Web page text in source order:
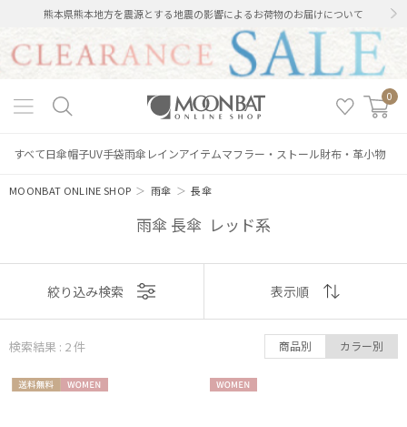
熊本県熊本地方を震源とする地震の影響によるお荷物のお届けについて
0
すべて日傘帽子UV手袋雨傘 レインアイテムマフラー・ストール財布・革小物
MOONBAT ONLINE SHOP ＞雨傘 ＞長傘
雨傘 長傘 レッド系
絞り込み
表示
おすすめ
絞り込み検索 表示順
検索結果 : 2件 商品別 カラー別